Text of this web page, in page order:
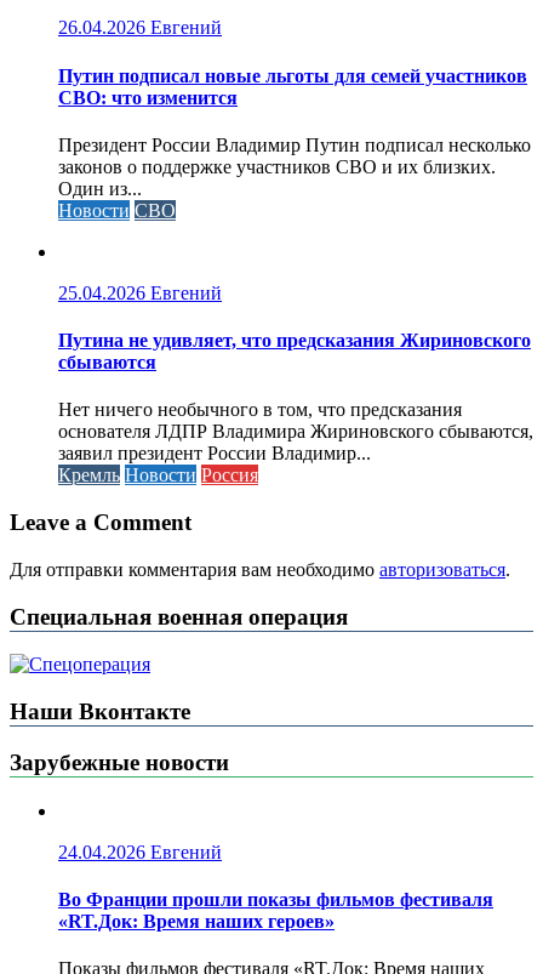
26.04.2026 Евгений
Путин подписал новые льготы для семей участников
СВО: что изменится
Президент России Владимир Путин подписал несколько
законов о поддержке участников СВО и их близких.
Один из...
Новости СВО
25.04.2026 Евгений
Путина не удивляет, что предсказания Жириновского
сбываются
Нет ничего необычного в том, что предсказания
основателя ЛДПР Владимира Жириновского сбываются,
заявил президент России Владимир...
Кремль Новости Россия
Leave a Comment
Для отправки комментария вам необходимо авторизоваться.
Специальная военная операция
Наши Вконтакте
Зарубежные новости
24.04.2026 Евгений
Во Франции прошли показы фильмов фестиваля
«RT.Док: Время наших героев»
Показы фильмов фестиваля «RT.Док: Время наших